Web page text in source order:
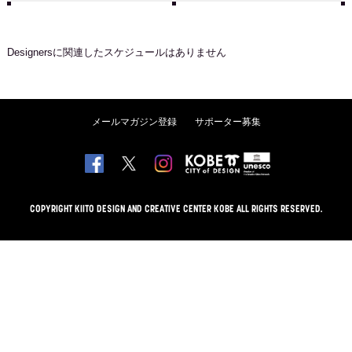
Designersに関連したスケジュールはありません
メールマガジン登録 サポーター募集
COPYRIGHT KIITO DESIGN AND CREATIVE CENTER KOBE ALL RIGHTS RESERVED.